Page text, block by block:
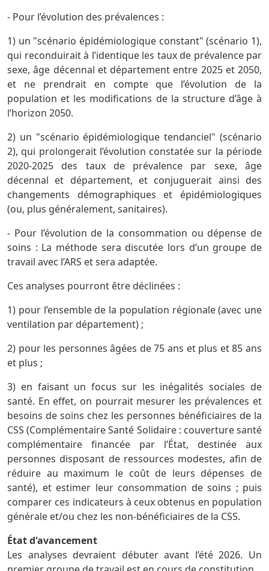
- Pour l’évolution des prévalences :
1) un "scénario épidémiologique constant" (scénario 1),
qui reconduirait à l’identique les taux de prévalence par
sexe, âge décennal et département entre 2025 et 2050,
et ne prendrait en compte que l’évolution de la
population et les modifications de la structure d’âge à
l’horizon 2050.
2) un "scénario épidémiologique tendanciel" (scénario
2), qui prolongerait l’évolution constatée sur la période
2020-2025 des taux de prévalence par sexe, âge
décennal et département, et conjuguerait ainsi des
changements démographiques et épidémiologiques
(ou, plus généralement, sanitaires).
- Pour l’évolution de la consommation ou dépense de
soins : La méthode sera discutée lors d’un groupe de
travail avec l’ARS et sera adaptée.
Ces analyses pourront être déclinées :
1) pour l’ensemble de la population régionale (avec une
ventilation par département) ;
2) pour les personnes âgées de 75 ans et plus et 85 ans
et plus ;
3) en faisant un focus sur les inégalités sociales de
santé. En effet, on pourrait mesurer les prévalences et
besoins de soins chez les personnes bénéficiaires de la
CSS (Complémentaire Santé Solidaire : couverture santé
complémentaire financée par l’État, destinée aux
personnes disposant de ressources modestes, afin de
réduire au maximum le coût de leurs dépenses de
santé), et estimer leur consommation de soins ; puis
comparer ces indicateurs à ceux obtenus en population
générale et/ou chez les non-bénéficiaires de la CSS.
État d'avancement
Les analyses devraient débuter avant l’été 2026. Un